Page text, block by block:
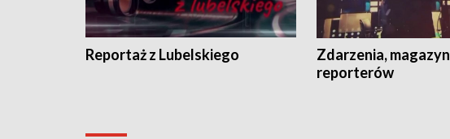
Reportaż z Lubelskiego
Zdarzenia, magazyn
reporterów